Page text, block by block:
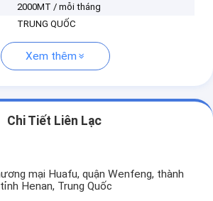
2000MT / mỗi tháng
TRUNG QUỐC
Xem thêm
Chi Tiết Liên Lạc
mại Huafu, quận Wenfeng, thành
Henan, Trung Quốc